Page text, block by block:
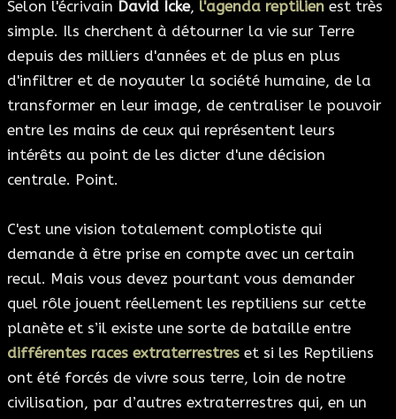
Selon l'écrivain David Icke, l'agenda reptilien est très
simple. Ils cherchent à détourner la vie sur Terre
depuis des milliers d'années et de plus en plus
d'infiltrer et de noyauter la société humaine, de la
transformer en leur image, de centraliser le pouvoir
entre les mains de ceux qui représentent leurs
intérêts au point de les dicter d'une décision
centrale. Point.
C'est une vision totalement complotiste qui
demande à être prise en compte avec un certain
recul. Mais vous devez pourtant vous demander
quel rôle jouent réellement les reptiliens sur cette
planète et s’il existe une sorte de bataille entre
différentes races extraterrestres et si les Reptiliens
ont été forcés de vivre sous terre, loin de notre
civilisation, par d’autres extraterrestres qui, en un